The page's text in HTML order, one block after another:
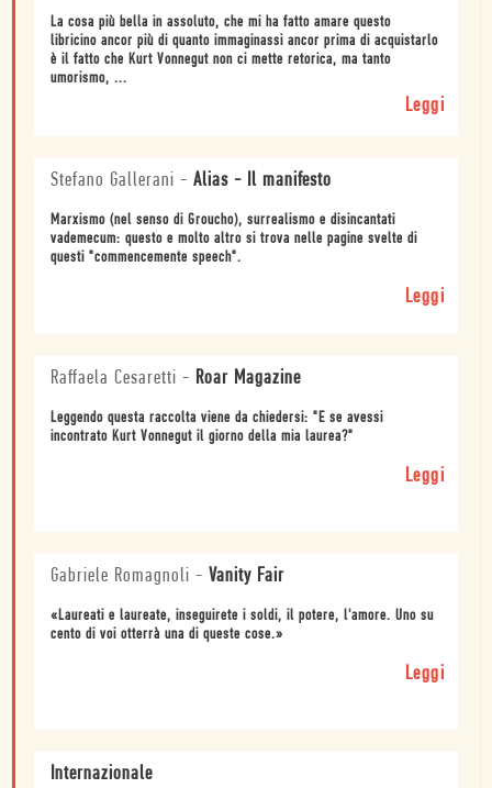
La cosa più bella in assoluto, che mi ha fatto amare questo
libricino ancor più di quanto immaginassi ancor prima di acquistarlo
è il fatto che Kurt Vonnegut non ci mette retorica, ma tanto
umorismo, ...
Leggi
Stefano Gallerani - Alias - Il manifesto
Marxismo (nel senso di Groucho), surrealismo e disincantati
vademecum: questo e molto altro si trova nelle pagine svelte di
questi "commencemente speech".
Leggi
Raffaela Cesaretti - Roar Magazine
Leggendo questa raccolta viene da chiedersi: "E se avessi
incontrato Kurt Vonnegut il giorno della mia laurea?"
Leggi
Gabriele Romagnoli - Vanity Fair
«Laureati e laureate, inseguirete i soldi, il potere, l'amore. Uno su
cento di voi otterrà una di queste cose.»
Leggi
Internazionale